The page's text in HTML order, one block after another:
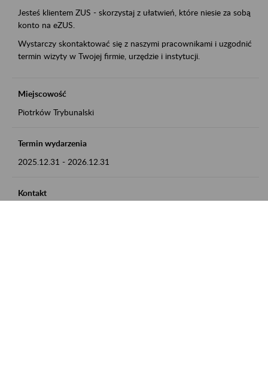
Jesteś klientem ZUS - skorzystaj z ułatwień, które niesie za sobą
konto na eZUS.
Wystarczy skontaktować się z naszymi pracownikami i uzgodnić
termin wizyty w Twojej firmie, urzędzie i instytucji.
Miejscowość
Piotrków Trybunalski
Termin wydarzenia
2025.12.31 - 2026.12.31
Kontakt